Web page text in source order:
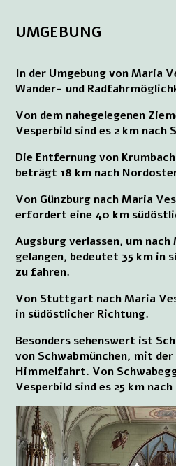
UMGEBUNG
In der Umgebung von Maria
Wander- und
Von dem nahegelegenen
Vesperbild sind es 2 km nach
Die Entfernung von
beträgt 18 km nach
Von Günzburg nach Maria
erfordert eine 40 km
Augsburg verlassen, um
gelangen, bedeutet 35 km in
zu fahren.
Von Stuttgart nach Maria
in südöstlicher Richtung.
Besonders sehenswert ist
von Schwabmünchen, mit
Himmelfahrt. Von
Vesperbild sind es 25 km